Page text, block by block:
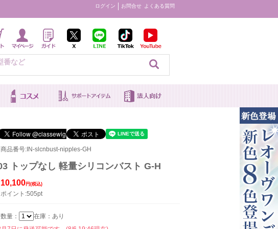
ログイン お問合せ よくある質問
め商品を見る
商品番号:IN-slcnbust-nipples-GH
トップなし 軽量シリコンバスト G-H
10,100 円(税込)
ポイント:505pt
数量：
在庫：あり